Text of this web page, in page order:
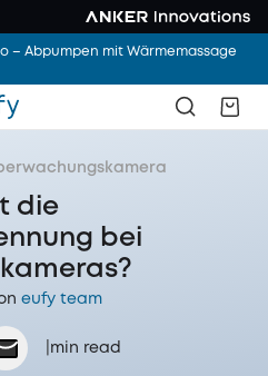
– Abpumpen mit Wärmemassage
die
bei
eufy team
min read